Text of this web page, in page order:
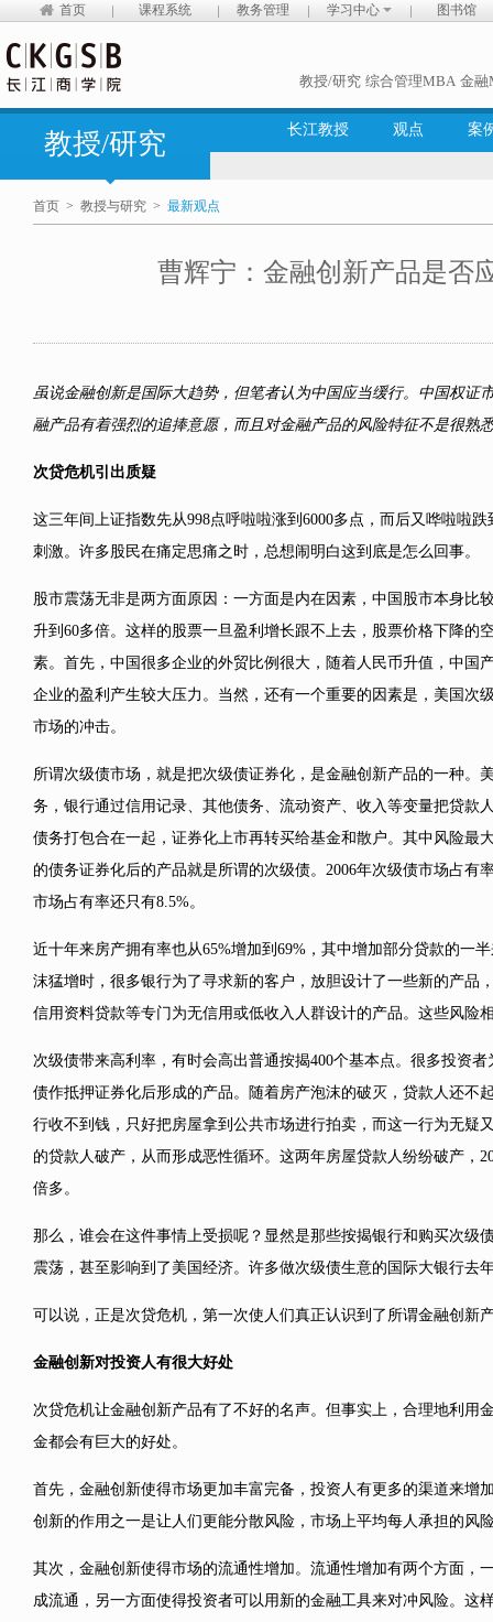
首页 课程系统 教务管理 学习中心 图书馆
教授/研究 综合管理MBA 金融
教授/研究 长江教授 观点 案
首页 > 教授与研究 > 最新观点
曹辉宁：金融创新产品是否
虽说金融创新是国际大趋势，但笔者认为中国应当缓行。中国权证
融产品有着强烈的追捧意愿，而且对金融产品的风险特征不是很熟
次贷危机引出质疑
这三年间上证指数先从998点呼啦啦涨到6000多点，而后又哗啦啦
刺激。许多股民在痛定思痛之时，总想闹明白这到底是怎么回事。
股市震荡无非是两方面原因：一方面是内在因素，中国股市本身比
升到60多倍。这样的股票一旦盈利增长跟不上去，股票价格下降的
素。首先，中国很多企业的外贸比例很大，随着人民币升值，中国
企业的盈利产生较大压力。当然，还有一个重要的因素是，美国次
市场的冲击。
所谓次级债市场，就是把次级债证券化，是金融创新产品的一种。
务，银行通过信用记录、其他债务、流动资产、收入等变量把贷款
债务打包合在一起，证券化上市再转买给基金和散户。其中风险最
的债务证券化后的产品就是所谓的次级债。2006年次级债市场占有
市场占有率还只有8.5%。
近十年来房产拥有率也从65%增加到69%，其中增加部分贷款的一
沫猛增时，很多银行为了寻求新的客户，放胆设计了一些新的产品
信用资料贷款等专门为无信用或低收入人群设计的产品。这些风险
次级债带来高利率，有时会高出普通按揭400个基本点。很多投资
债作抵押证券化后形成的产品。随着房产泡沫的破灭，贷款人还不
行收不到钱，只好把房屋拿到公共市场进行拍卖，而这一行为无疑
的贷款人破产，从而形成恶性循环。这两年房屋贷款人纷纷破产，
倍多。
那么，谁会在这件事情上受损呢？显然是那些按揭银行和购买次级
震荡，甚至影响到了美国经济。许多做次级债生意的国际大银行去
可以说，正是次贷危机，第一次使人们真正认识到了所谓金融创新
金融创新对投资人有很大好处
次贷危机让金融创新产品有了不好的名声。但事实上，合理地利用
金都会有巨大的好处。
首先，金融创新使得市场更加丰富完备，投资人有更多的渠道来增
创新的作用之一是让人们更能分散风险，市场上平均每人承担的风
其次，金融创新使得市场的流通性增加。流通性增加有两个方面，
成流通，另一方面使得投资者可以用新的金融工具来对冲风险。这